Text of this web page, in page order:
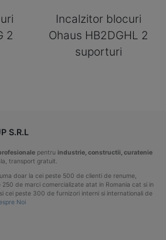
2
Incalzitor blocuri
Ohaus HB2DGHL 2
suporturi
S.R.L
pentru industrie, constructii, curatenie
transport gratuit.
doar la cei peste 500 de clienti de renume,
de marci comercializate atat in Romania cat si in
cei peste 300 de furnizori interni si internationali de
Noi